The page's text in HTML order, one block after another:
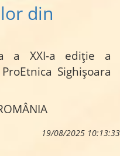
din
a XXI-a ediție a
Sighișoara
19/08/2025 10:13:33